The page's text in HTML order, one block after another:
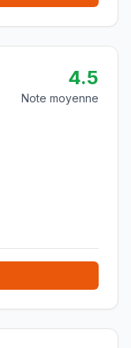
4.5
Note moyenne